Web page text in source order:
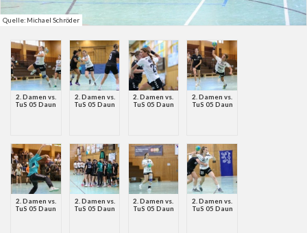
Quelle: Michael Schröder
2. Damen vs.
TuS 05 Daun
2. Damen vs.
TuS 05 Daun
2. Damen vs.
TuS 05 Daun
2. Damen vs.
TuS 05 Daun
2. Damen vs.
TuS 05 Daun
2. Damen vs.
TuS 05 Daun
2. Damen vs.
TuS 05 Daun
2. Damen vs.
TuS 05 Daun